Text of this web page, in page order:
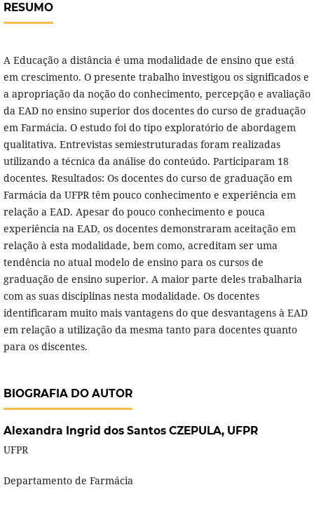
RESUMO
A Educação a distância é uma modalidade de ensino que está
em crescimento. O presente trabalho investigou os significados e
a apropriação da noção do conhecimento, percepção e avaliação
da EAD no ensino superior dos docentes do curso de graduação
em Farmácia. O estudo foi do tipo exploratório de abordagem
qualitativa. Entrevistas semiestruturadas foram realizadas
utilizando a técnica da análise do conteúdo. Participaram 18
docentes. Resultados: Os docentes do curso de graduação em
Farmácia da UFPR têm pouco conhecimento e experiência em
relação a EAD. Apesar do pouco conhecimento e pouca
experiência na EAD, os docentes demonstraram aceitação em
relação à esta modalidade, bem como, acreditam ser uma
tendência no atual modelo de ensino para os cursos de
graduação de ensino superior. A maior parte deles trabalharia
com as suas disciplinas nesta modalidade. Os docentes
identificaram muito mais vantagens do que desvantagens à EAD
em relação a utilização da mesma tanto para docentes quanto
para os discentes.
BIOGRAFIA DO AUTOR
Alexandra Ingrid dos Santos CZEPULA, UFPR
UFPR
Departamento de Farmácia